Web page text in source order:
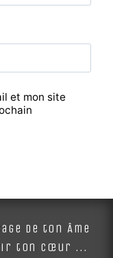
et mon site
de ton Âme
ton cœur ...